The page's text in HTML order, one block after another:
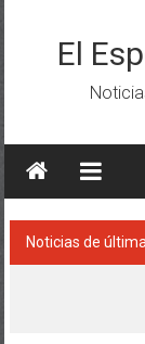
El
Noticias de